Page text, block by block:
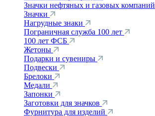
Значки нефтяных и газовых компаний
Значки
Нагрудные знаки
Пограничная служба 100 лет
100 лет ФСБ
Жетоны
Подарки и сувениры
Подвески
Брелоки
Медали
Запонки
Заготовки для значков
Фурнитура для изделий